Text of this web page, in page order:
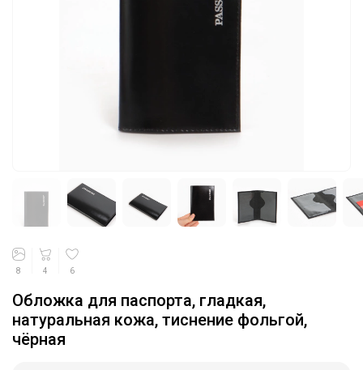
8 4 6
Обложка для паспорта, гладкая,
натуральная кожа, тиснение фольгой,
чёрная